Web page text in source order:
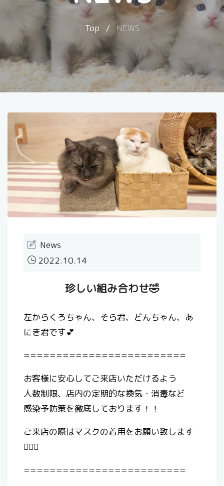
Top / NEWS
News
2022.10.14
珍しい組み合わせ🤣
左からくろちゃん、そら君、どんちゃん、あ
にき君です💕
=========================
お客様に安心してご来店いただけるよう
人数制限、店内の定期的な換気・消毒など
感染予防策を徹底しております！！
ご来店の際はマスクの着用をお願い致します
🙇🏻‍♀️
=========================